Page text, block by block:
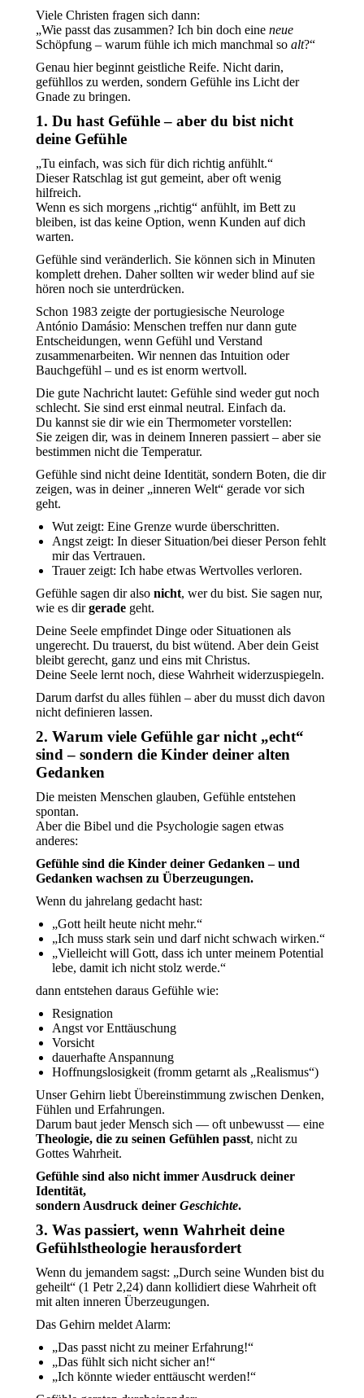
Viele Christen fragen sich dann:
„Wie passt das zusammen? Ich bin doch eine neue
Schöpfung – warum fühle ich mich manchmal so alt?“
Genau hier beginnt geistliche Reife. Nicht darin,
gefühllos zu werden, sondern Gefühle ins Licht der
Gnade zu bringen.
1. Du hast Gefühle – aber du bist nicht
deine Gefühle
„Tu einfach, was sich für dich richtig anfühlt.“
Dieser Ratschlag ist gut gemeint, aber oft wenig
hilfreich.
Wenn es sich morgens „richtig“ anfühlt, im Bett zu
bleiben, ist das keine Option, wenn Kunden auf dich
warten.
Gefühle sind veränderlich. Sie können sich in Minuten
komplett drehen. Daher sollten wir weder blind auf sie
hören noch sie unterdrücken.
Schon 1983 zeigte der portugiesische Neurologe
António Damásio: Menschen treffen nur dann gute
Entscheidungen, wenn Gefühl und Verstand
zusammenarbeiten. Wir nennen das Intuition oder
Bauchgefühl – und es ist enorm wertvoll.
Die gute Nachricht lautet: Gefühle sind weder gut noch
schlecht. Sie sind erst einmal neutral. Einfach da.
Du kannst sie dir wie ein Thermometer vorstellen:
Sie zeigen dir, was in deinem Inneren passiert – aber sie
bestimmen nicht die Temperatur.
Gefühle sind nicht deine Identität, sondern Boten, die dir
zeigen, was in deiner „inneren Welt“ gerade vor sich
geht.
Wut zeigt: Eine Grenze wurde überschritten.
Angst zeigt: In dieser Situation/bei dieser Person fehlt
mir das Vertrauen.
Trauer zeigt: Ich habe etwas Wertvolles verloren.
Gefühle sagen dir also nicht, wer du bist. Sie sagen nur,
wie es dirgerade geht.
Deine Seele empfindet Dinge oder Situationen als
ungerecht. Du trauerst, du bist wütend. Aber dein Geist
bleibt gerecht, ganz und eins mit Christus.
Deine Seele lernt noch, diese Wahrheit widerzuspiegeln.
Darum darfst du alles fühlen – aber du musst dich davon
nicht definieren lassen.
2. Warum viele Gefühle gar nicht „echt“
sind – sondern die Kinder deiner alten
Gedanken
Die meisten Menschen glauben, Gefühle entstehen
spontan.
Aber die Bibel und die Psychologie sagen etwas
anderes:
Gefühle sind die Kinder deiner Gedanken – und
Gedanken wachsen zu Überzeugungen.
Wenn du jahrelang gedacht hast:
„Gott heilt heute nicht mehr.“
„Ich muss stark sein und darf nicht schwach wirken.“
„Vielleicht will Gott, dass ich unter meinem Potential
lebe, damit ich nicht stolz werde.“
dann entstehen daraus Gefühle wie:
Resignation
Angst vor Enttäuschung
Vorsicht
dauerhafte Anspannung
Hoffnungslosigkeit (fromm getarnt als „Realismus“)
Unser Gehirn liebt Übereinstimmung zwischen Denken,
Fühlen und Erfahrungen.
Darum baut jeder Mensch sich — oft unbewusst — eine
Theologie, die zu seinen Gefühlen passt, nicht zu
Gottes Wahrheit.
Gefühle sind also nicht immer Ausdruck deiner
Identität,
sondern Ausdruck deiner Geschichte.
3. Was passiert, wenn Wahrheit deine
Gefühlstheologie herausfordert
Wenn du jemandem sagst: „Durch seine Wunden bist du
geheilt“ (1 Petr 2,24) dann kollidiert diese Wahrheit oft
mit alten inneren Überzeugungen.
Das Gehirn meldet Alarm:
„Das passt nicht zu meiner Erfahrung!“
„Das fühlt sich nicht sicher an!“
„Ich könnte wieder enttäuscht werden!“